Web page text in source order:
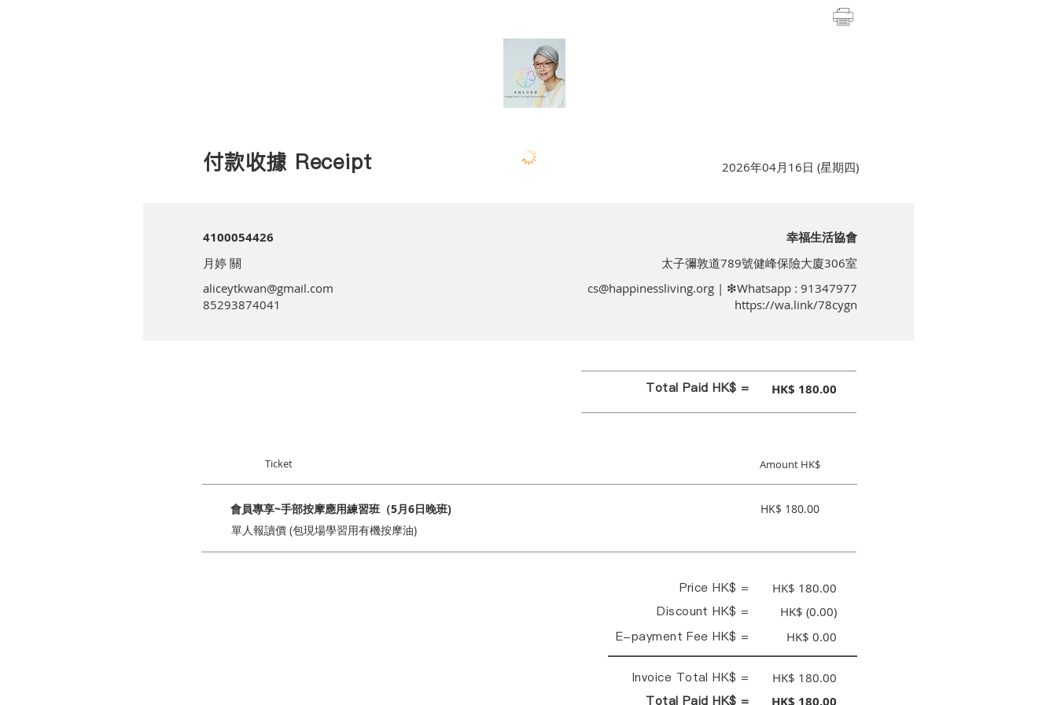
付款收據 Receipt 2026年04月16日 (星期四)
4100054426
月婷 關
aliceytkwan@gmail.com
85293874041
幸福生活協會
太子彌敦道789號健峰保險大廈306室
cs@happinessliving.org | ❇Whatsapp : 91347977
https://wa.link/78cygn
Total Paid HK$ = HK$ 180.00
Ticket Amount HK$
會員專享~手部按摩應用練習班（5月6日晚班)
HK$ 180.00
單人報讀價 (包現場學習用有機按摩油)
Price HK$ = HK$ 180.00
Discount HK$ = HK$ (0.00)
E-payment Fee HK$ = HK$ 0.00
Invoice Total HK$ = HK$ 180.00
Total Paid HK$ = HK$ 180.00